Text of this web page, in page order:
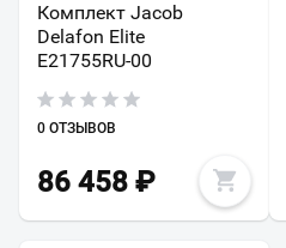
Комплект Jacob
Delafon Elite
E21755RU-00
0 ОТЗЫВОВ
86 458 ₽